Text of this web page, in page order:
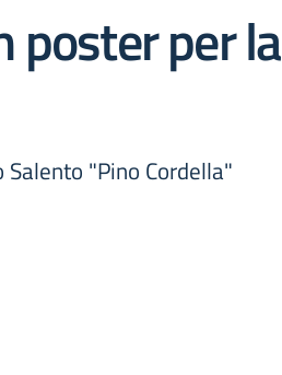
poster per la
Salento "Pino Cordella"